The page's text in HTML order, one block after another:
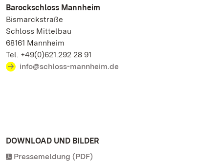
Barockschloss Mannheim
Bismarckstraße
Schloss Mittelbau
68161 Mannheim
Tel. +49(0)621.292 28 91
info@schloss-mannheim.de
DOWNLOAD UND BILDER
Pressemeldung (PDF)